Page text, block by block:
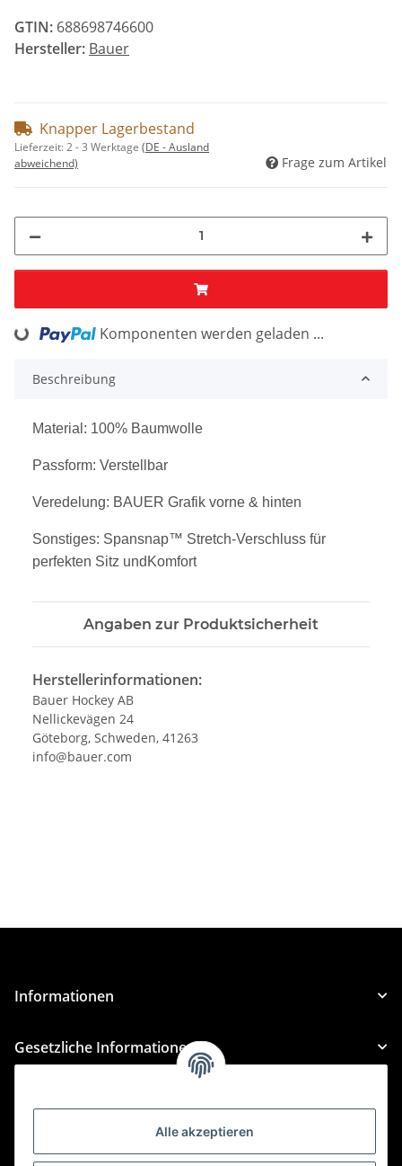
Alle akzeptieren
GTIN: 688698746600
Hersteller: Bauer
Knapper Lagerbestand
Lieferzeit:2 - 3 Werktage (DE - Ausland
abweichend)
Frage zum Artikel
Loading... Komponenten werden geladen ...
Beschreibung
Material: 100% Baumwolle
Passform: Verstellbar
Veredelung: BAUER Grafik vorne & hinten
Sonstiges: Spansnap™ Stretch-Verschluss für
perfekten Sitz undKomfort
Angaben zur Produktsicherheit
Herstellerinformationen:
Bauer Hockey AB
Nellickevägen 24
Göteborg, Schweden, 41263
info@bauer.com
Informationen
Gesetzliche Informationen
Für Custom Anfragen und Custom Bestellungen auch